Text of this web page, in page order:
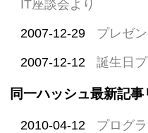
IT座談会より
2007-12-29 プレゼ
2007-12-12 誕生日
同一ハッシュ最新記事
2010-04-12
プログ